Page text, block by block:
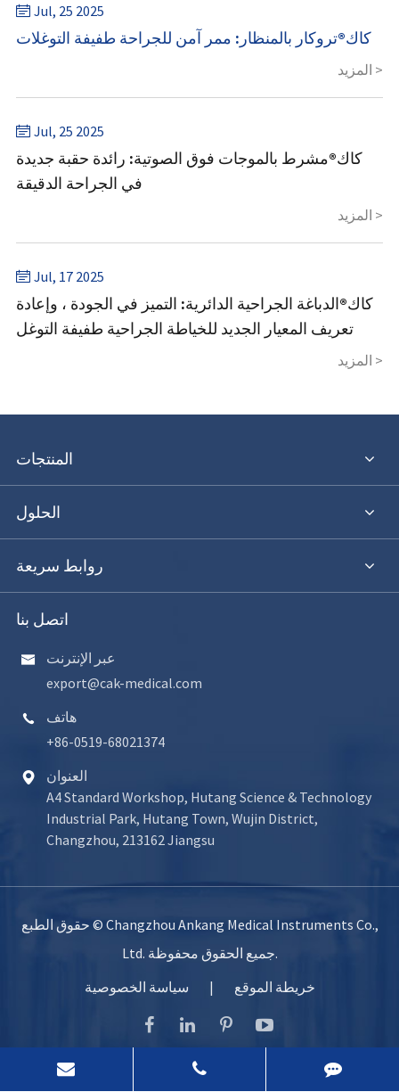
 Jul, 25 2025
كاك®تروكار بالمنظار: ممر آمن للجراحة طفيفة التوغلات
المزيد >
 Jul, 25 2025
كاك®مشرط بالموجات فوق الصوتية: رائدة حقبة جديدة
في الجراحة الدقيقة
المزيد >
 Jul, 17 2025
كاك®الدباغة الجراحية الدائرية: التميز في الجودة ، وإعادة
تعريف المعيار الجديد للخياطة الجراحية طفيفة التوغل
المزيد >
المنتجات
الحلول
روابط سريعة
اتصل بنا

عبر الإنترنت
export@cak-medical.com

هاتف
+86-0519-68021374

العنوان
A4 Standard Workshop, Hutang Science & Technology
Industrial Park, Hutang Town, Wujin District,
Changzhou, 213162 Jiangsu
حقوق الطبع © Changzhou Ankang Medical Instruments Co.,
Ltd.
جميع الحقوق محفوظة.
خريطة الموقع
| سياسة الخصوصية